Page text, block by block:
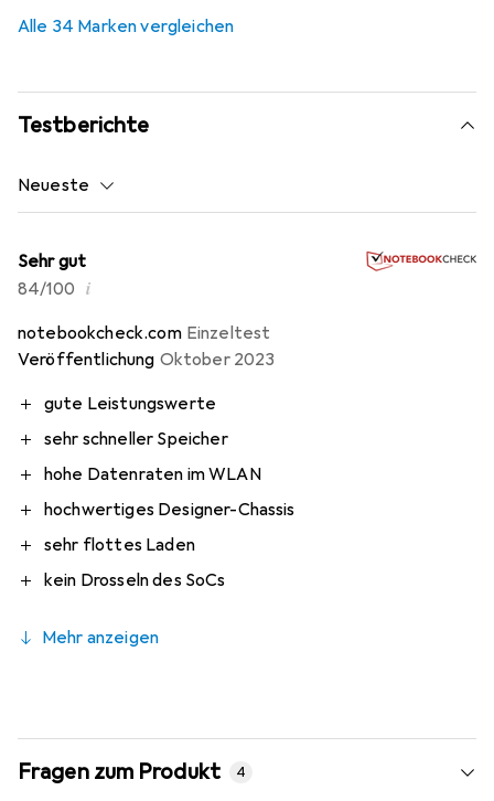
Alle 34 Marken vergleichen
Testberichte
Neueste
Sehr gut
84/100 i
notebookcheck.com Einzeltest
Veröffentlichung Oktober 2023
gute Leistungswerte
sehr schneller Speicher
hohe Datenraten im WLAN
hochwertiges Designer-Chassis
sehr flottes Laden
kein Drosseln des SoCs
Mehr anzeigen
Fragen zum Produkt 4